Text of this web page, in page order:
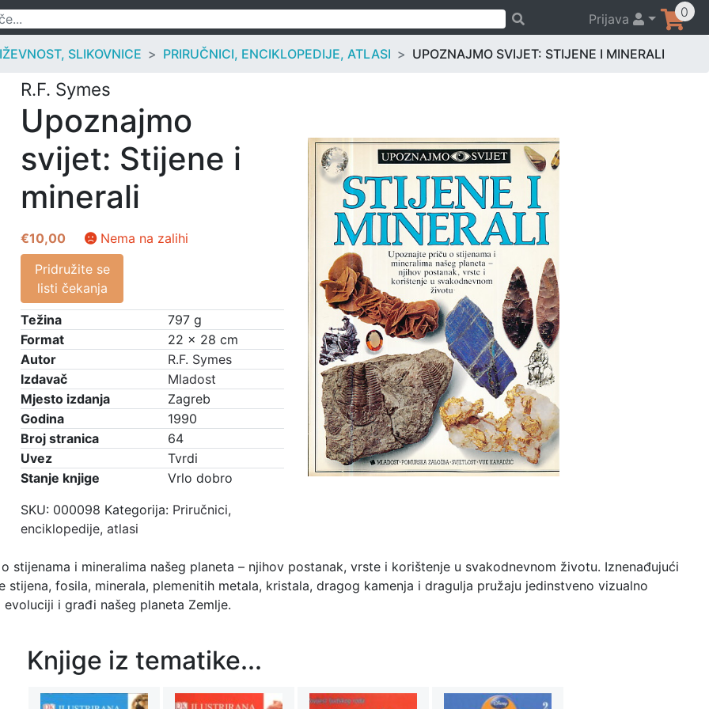
Prijava 0
SLIKOVNICE PRIRUČNICI, ENCIKLOPEDIJE, ATLASI UPOZNAJMO SVIJET: STIJENE I MINERALI
R.F. Symes
Upoznajmo
svijet: Stijene i
minerali
€10,00
Nema na zalihi
Pridružite se
listi čekanja
Težina
797 g
Format
22 × 28 cm
Autor
R.F. Symes
Izdavač
Mladost
Mjesto izdanja
Zagreb
Godina
1990
Broj stranica
64
Uvez
Tvrdi
Stanje knjige
Vrlo dobro
SKU: 000098 Kategorija: Priručnici,
enciklopedije, atlasi
stijenama i mineralima našeg planeta – njihov postanak, vrste i korištenje u svakodnevnom životu. Iznenađujući
stijena, fosila, minerala, plemenitih metala, kristala, dragog kamenja i dragulja pružaju jedinstveno vizualno
i građi našeg planeta Zemlje.
Knjige iz tematike...